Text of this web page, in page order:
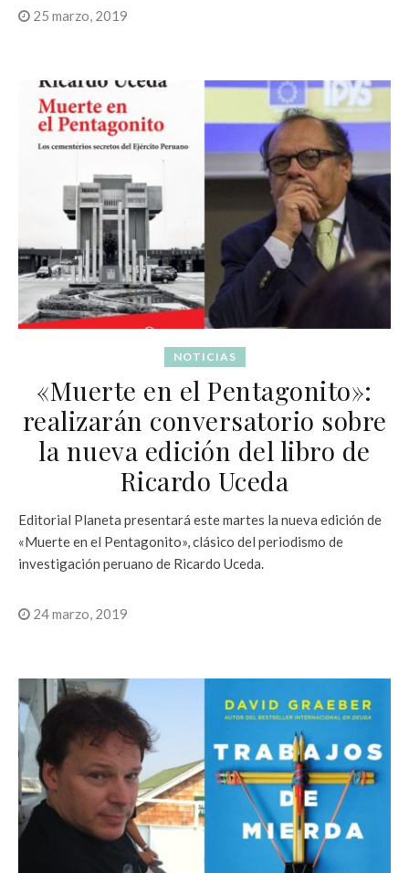
25 marzo, 2019
NOTICIAS
«Muerte en el Pentagonito»:
realizarán conversatorio sobre
la nueva edición del libro de
Ricardo Uceda
Editorial Planeta presentará este martes la nueva edición de
«Muerte en el Pentagonito», clásico del periodismo de
investigación peruano de Ricardo Uceda.
24 marzo, 2019